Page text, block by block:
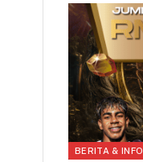
BERITA & INFO